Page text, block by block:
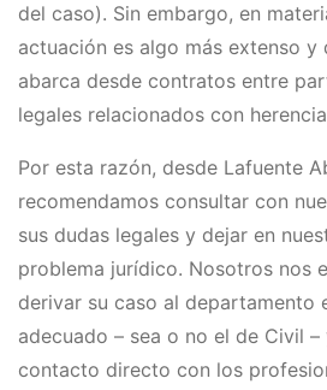
del caso). Sin embargo, en
actuación es algo más extenso y
abarca desde contratos entre
legales relacionados con
Por esta razón, desde Lafuente
recomendamos consultar con
sus dudas legales y dejar en
problema jurídico. Nosotros nos
derivar su caso al departamento
adecuado – sea o no el de Civil
contacto directo con los